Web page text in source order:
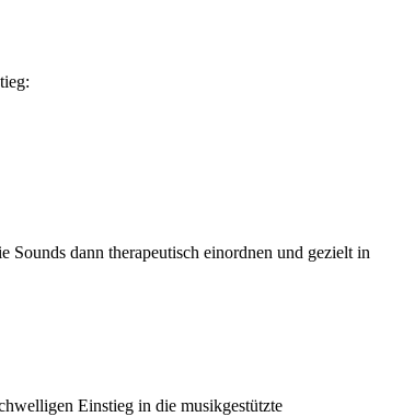
dann therapeutisch einordnen und gezielt in
Einstieg in die musikgestützte